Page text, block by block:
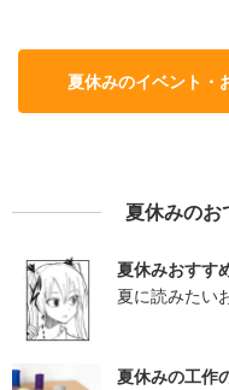
夏休みのイベント・
夏休みのお
夏休みおすす
夏に読みたい
夏休みの工作